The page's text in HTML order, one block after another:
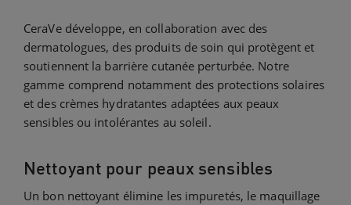
CeraVe développe, en collaboration avec des
dermatologues, des produits de soin qui protègent et
soutiennent la barrière cutanée perturbée. Notre
gamme comprend notamment des protections solaires
et des crèmes hydratantes adaptées aux peaux
sensibles ou intolérantes au soleil.
Nettoyant pour peaux sensibles
Un bon nettoyant élimine les impuretés, le maquillage